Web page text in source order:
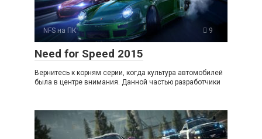
NFS на ПК 9
Need for Speed 2015
Вернитесь к корням серии, когда культура автомобилей
была в центре внимания. Данной частью разработчики